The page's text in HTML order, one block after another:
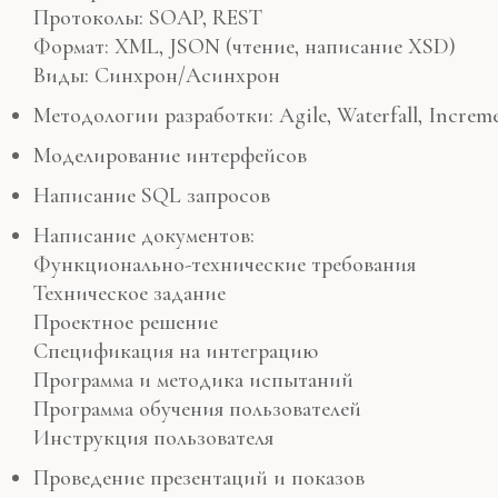
Протоколы: SOAP, REST
Формат: XML, JSON (чтение, написание XSD)
Виды: Синхрон/Асинхрон
Методологии разработки: Agile, Waterfall,
Моделирование интерфейсов
Написание SQL запросов
Написание документов:
Функционально-технические требования
Техническое задание
Проектное решение
Спецификация на интеграцию
Программа и методика испытаний
Программа обучения пользователей
Инструкция пользователя
Проведение презентаций и показов